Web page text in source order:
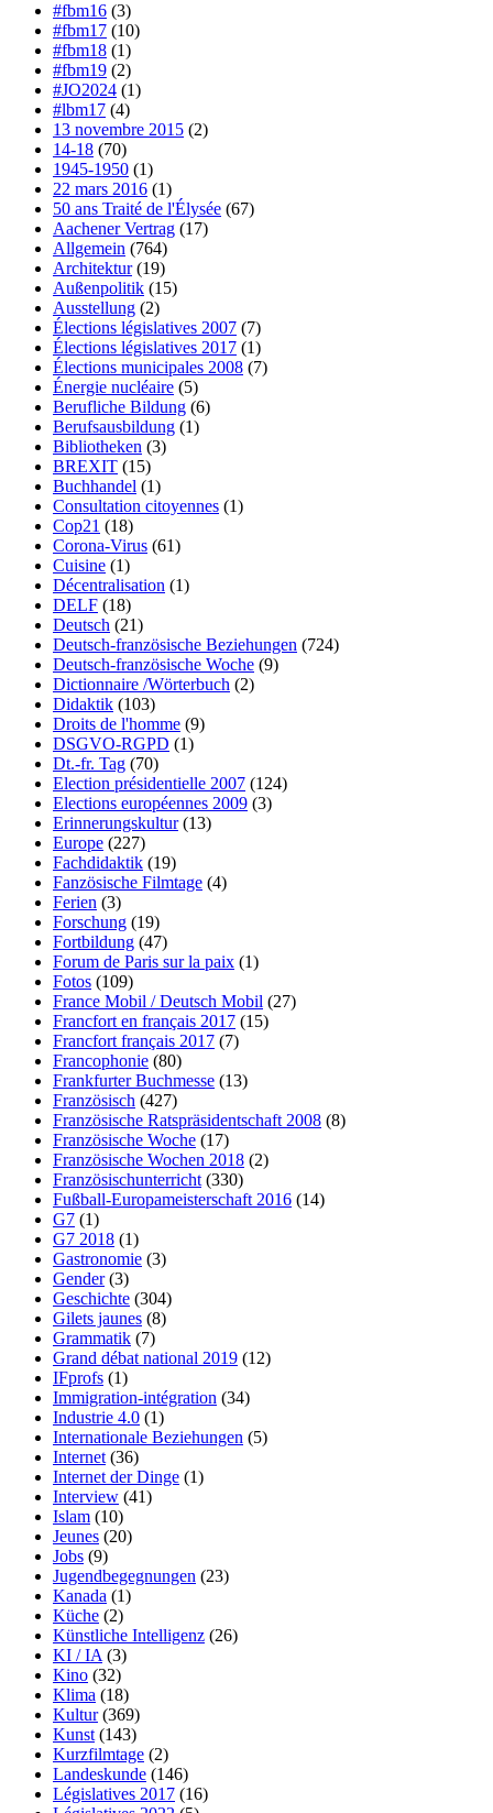
#fbm16 (3)
#fbm17 (10)
#fbm18 (1)
#fbm19 (2)
#JO2024 (1)
#lbm17 (4)
13 novembre 2015 (2)
14-18 (70)
1945-1950 (1)
22 mars 2016 (1)
50 ans Traité de l'Élysée (67)
Aachener Vertrag (17)
Allgemein (764)
Architektur(19)
Außenpolitik (15)
Ausstellung (2)
Élections législatives 2007 (7)
Élections législatives 2017 (1)
Élections municipales 2008 (7)
Énergie nucléaire (5)
Berufliche Bildung (6)
Berufsausbildung (1)
Bibliotheken (3)
BREXIT (15)
Buchhandel (1)
Consultation citoyennes (1)
Cop21 (18)
Corona-Virus (61)
Cuisine (1)
Décentralisation (1)
DELF (18)
Deutsch (21)
Deutsch-französische Beziehungen (724)
Deutsch-französische Woche (9)
Dictionnaire /Wörterbuch (2)
Didaktik (103)
Droits de l'homme (9)
DSGVO-RGPD (1)
Dt.-fr. Tag (70)
Election présidentielle 2007 (124)
Elections européennes 2009 (3)
Erinnerungskultur(13)
Europe (227)
Fachdidaktik (19)
Fanzösische Filmtage (4)
Ferien (3)
Forschung (19)
Fortbildung (47)
Forum de Paris sur la paix (1)
Fotos (109)
France Mobil / Deutsch Mobil (27)
Francfort en français 2017 (15)
Francfort français 2017 (7)
Francophonie (80)
Frankfurter Buchmesse (13)
Französisch (427)
Französische Ratspräsidentschaft 2008 (8)
Französische Woche (17)
Französische Wochen 2018 (2)
Französischunterricht (330)
Fußball-Europameisterschaft 2016 (14)
G7 (1)
G7 2018 (1)
Gastronomie (3)
Gender(3)
Geschichte (304)
Gilets jaunes (8)
Grammatik (7)
Grand débat national 2019 (12)
IFprofs (1)
Immigration-intégration (34)
Industrie 4.0 (1)
Internationale Beziehungen (5)
Internet (36)
Internet der Dinge (1)
Interview (41)
Islam (10)
Jeunes (20)
Jobs (9)
Jugendbegegnungen (23)
Kanada (1)
Küche (2)
Künstliche Intelligenz (26)
KI / IA (3)
Kino (32)
Klima (18)
Kultur(369)
Kunst (143)
Kurzfilmtage (2)
Landeskunde (146)
Législatives 2017 (16)